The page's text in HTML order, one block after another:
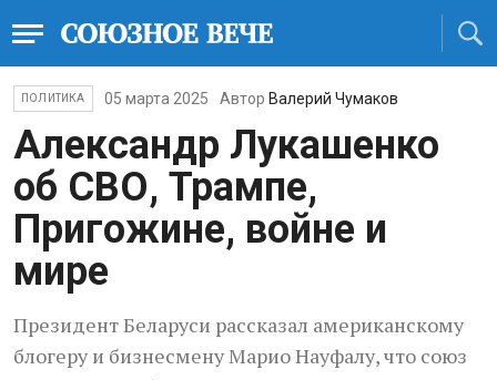
ПОЛИТИКА 05 марта 2025 Автор Валерий Чумаков
Александр Лукашенко
об СВО, Трампе,
Пригожине, войне и
мире
Президент Беларуси рассказал американскому
блогеру и бизнесмену Марио Науфалу, что союз